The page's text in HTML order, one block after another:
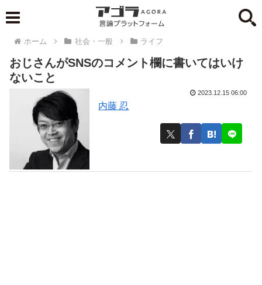
ホーム 社会・一般 ライフ
おじさんがSNSのコメント欄に書いてはいけ
ないこと
内藤 忍
2023.12.15 06:00